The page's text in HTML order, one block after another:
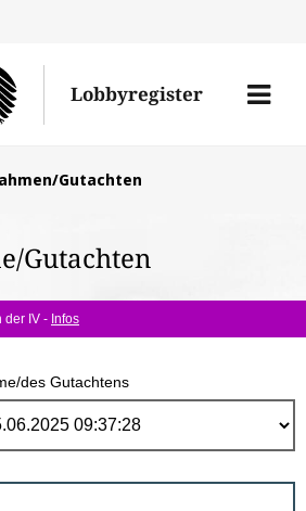
Lobbyregister
Menü
Gutachten
Gutachten
der IV - Infos
des Gutachtens